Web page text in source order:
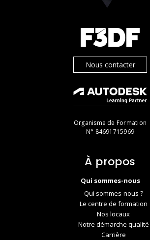
Nous contacter
Organisme de Formation
N° 84691715969
À propos
Qui sommes-nous
Qui sommes-nous ?
Le centre de formation
Nos locaux
Notre démarche qualité
Carrière